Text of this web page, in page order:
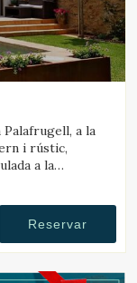
a la
i rústic,
a la
Reservar